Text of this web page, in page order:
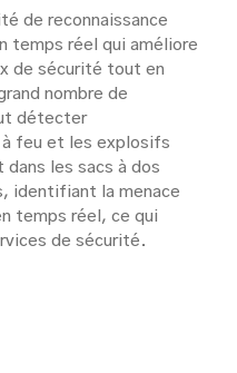
de reconnaissance
temps réel qui améliore
de sécurité tout en
nombre de
détecter
feu et les explosifs
dans les sacs à dos
identifiant la menace
temps réel, ce qui
de sécurité.